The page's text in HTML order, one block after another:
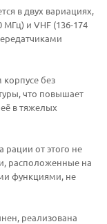
в двух вариациях,
и VHF (136-174
без
что повышает
в тяжелых
рации от этого не
расположенные на
функциями, не
реализована